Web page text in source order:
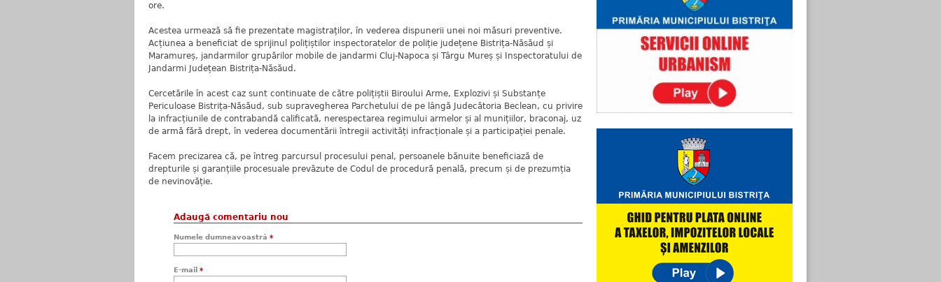
ore.
Acestea urmează să fie prezentate magistraților, în vederea dispunerii unei noi măsuri preventive.
Acțiunea a beneficiat de sprijinul polițiștilor inspectoratelor de poliție județene Bistrița-Năsăud și
Maramureș, jandarmilor grupărilor mobile de jandarmi Cluj-Napoca și Târgu Mureș și Inspectoratului de
Jandarmi Județean Bistrița-Năsăud.
Cercetările în acest caz sunt continuate de către polițiștii Biroului Arme, Explozivi și Substanțe
Periculoase Bistrița-Năsăud, sub supravegherea Parchetului de pe lângă Judecătoria Beclean, cu privire
la infracțiunile de contrabandă calificată, nerespectarea regimului armelor și al munițiilor, braconaj, uz
de armă fără drept, în vederea documentării întregii activități infracționale și a participației penale.
Facem precizarea că, pe întreg parcursul procesului penal, persoanele bănuite beneficiază de
drepturile și garanțiile procesuale prevăzute de Codul de procedură penală, precum și de prezumția
de nevinovăție.
Adaugă comentariu nou
Numele dumneavoastră *
E-mail *